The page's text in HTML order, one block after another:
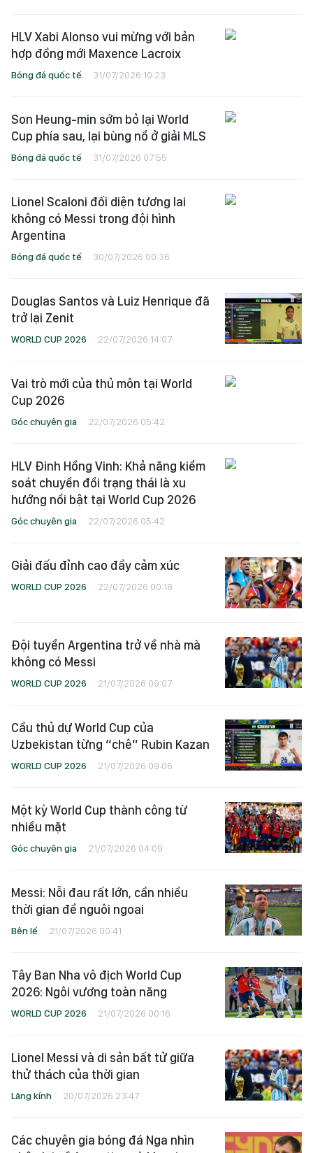
HLV Xabi Alonso vui mừng với bản
hợp đồng mới Maxence Lacroix
Bóng đá quốc tế 31/07/2026 10:23
Son Heung-min sớm bỏ lại World
Cup phía sau, lại bùng nổ ở giải MLS
Bóng đá quốc tế 31/07/2026 07:55
Lionel Scaloni đối diện tương lai
không có Messi trong đội hình
Argentina
Bóng đá quốc tế 30/07/2026 00:36
Douglas Santos và Luiz Henrique đã
trở lại Zenit
WORLD CUP 2026 22/07/2026 14:07
Vai trò mới của thủ môn tại World
Cup 2026
Góc chuyên gia 22/07/2026 05:42
HLV Đinh Hồng Vinh: Khả năng kiểm
soát chuyển đổi trạng thái là xu
hướng nổi bật tại World Cup 2026
Góc chuyên gia 22/07/2026 05:42
Giải đấu đỉnh cao đầy cảm xúc
WORLD CUP 2026 22/07/2026 00:18
Đội tuyển Argentina trở về nhà mà
không có Messi
WORLD CUP 2026 21/07/2026 09:07
Cầu thủ dự World Cup của
Uzbekistan từng “chê” Rubin Kazan
WORLD CUP 2026 21/07/2026 09:06
Một kỳ World Cup thành công từ
nhiều mặt
Góc chuyên gia 21/07/2026 04:09
Messi: Nỗi đau rất lớn, cần nhiều
thời gian để nguôi ngoai
Bên lề 21/07/2026 00:41
Tây Ban Nha vô địch World Cup
2026: Ngôi vương toàn năng
WORLD CUP 2026 21/07/2026 00:16
Lionel Messi và di sản bất tử giữa
thử thách của thời gian
Lăng kính 20/07/2026 23:47
Các chuyên gia bóng đá Nga nhìn